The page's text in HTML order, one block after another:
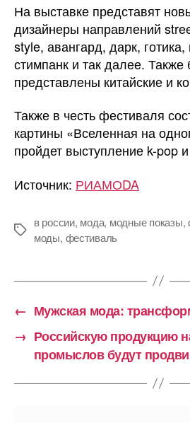
На выставке представят
дизайнеры направлений
style, авангард, дарк,
стимпанк и так далее. Также
представлены китайские и
Также в честь фестиваля
картины «Вселенная на
пройдет выступление k-pop
Источник: РИАМОDA
Метки
в россии, мода, модные показы,
моды, фестиваль
← Мужская мода:
→ Российскую продукцию
промыслов будут